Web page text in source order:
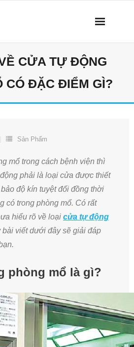
CỬA TỰ ĐỘNG
CÓ ĐẶC ĐIỂM GÌ?
Sản Phẩm
mổ trong cách bệnh viện thì
phải là loại cửa được thiết
độ kín tuyệt đối đồng thời
có trong phòng mổ. Có rất
hiểu rõ về loại cửa tự động
bài viết dưới đây sẽ giải đáp
phòng mổ là gì?